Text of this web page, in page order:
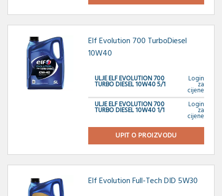
Elf Evolution 700 TurboDiesel
10W40
ULJE ELF EVOLUTION 700
TURBO DIESEL 10W40 5/1
Login
za
cijene
ULJE ELF EVOLUTION 700
TURBO DIESEL 10W40 1/1
Login
za
cijene
UPIT O PROIZVODU
Elf Evolution Full-Tech DID 5W30